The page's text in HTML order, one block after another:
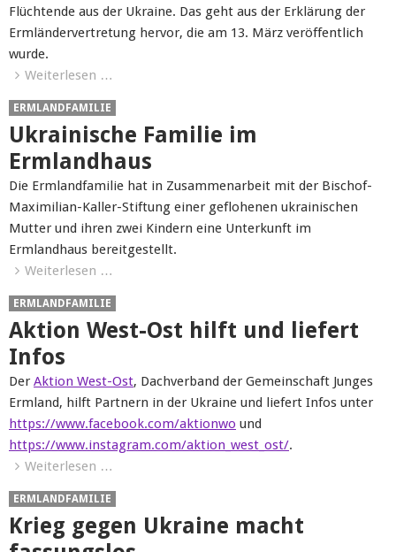
Flüchtende aus der Ukraine. Das geht aus der Erklärung der
Ermländervertretung hervor, die am 13. März veröffentlich
wurde.
Weiterlesen …
ERMLANDFAMILIE
Ukrainische Familie im
Ermlandhaus
Die Ermlandfamilie hat in Zusammenarbeit mit der Bischof-
Maximilian-Kaller-Stiftung einer geflohenen ukrainischen
Mutter und ihren zwei Kindern eine Unterkunft im
Ermlandhaus bereitgestellt.
Weiterlesen …
ERMLANDFAMILIE
Aktion West-Ost hilft und liefert
Infos
Der Aktion West-Ost, Dachverband der Gemeinschaft Junges
Ermland, hilft Partnern in der Ukraine und liefert Infos unter
https://www.facebook.com/aktionwo und
https://www.instagram.com/aktion_west_ost/.
Weiterlesen …
ERMLANDFAMILIE
Krieg gegen Ukraine macht